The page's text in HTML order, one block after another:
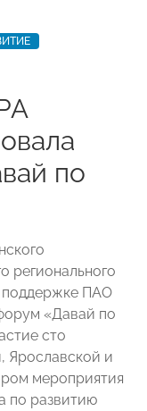
по
регионального
ПАО
«Давай по
сто
Ярославской и
мероприятия
по развитию